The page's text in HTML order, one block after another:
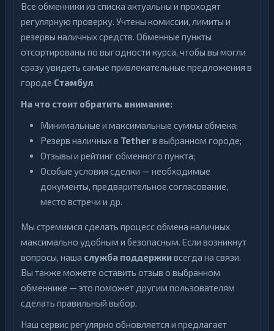
Все обменники из списка актуальны и проходят
регулярную проверку. Учтены комиссии, лимиты и
резервы наличных средств. Обменные пункты
отсортированы по выгодности курса, чтобы вы могли
сразу увидеть самые привлекательные предложения в
городе Стамбул.
На что стоит обратить внимание:
Минимальные и максимальные суммы обмена;
Резерв наличных в Tetherв выбранном городе;
Отзывы и рейтинг обменного пункта;
Особые условия сделки — необходимые
документы, предварительное согласование,
место встречи и др.
Мы стремимся сделать процесс обмена наличных
максимально удобным и безопасным. Если возникнут
вопросы, наша служба поддержкивсегда на связи.
Вы также можете оставить отзыв о выбранном
обменнике — это поможет другим пользователям
сделать правильный выбор.
Наш сервис регулярно обновляется и предлагает